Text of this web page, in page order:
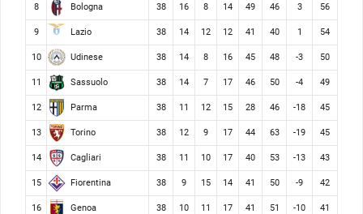
8 Bologna 38 16 8 14 49 46 3 56
9 Lazio 38 14 12 12 41 40 1 54
10 Udinese 38 14 8 16 45 48 -3 50
11 Sassuolo 38 14 7 17 46 50 -4 49
12 Parma 38 11 12 15 28 46 -18 45
13 Torino 38 12 9 17 44 63 -19 45
14 Cagliari 38 11 10 17 40 53 -13 43
15 Fiorentina 38 9 15 14 41 50 -9 42
16 Genoa 38 10 11 17 41 51 -10 41